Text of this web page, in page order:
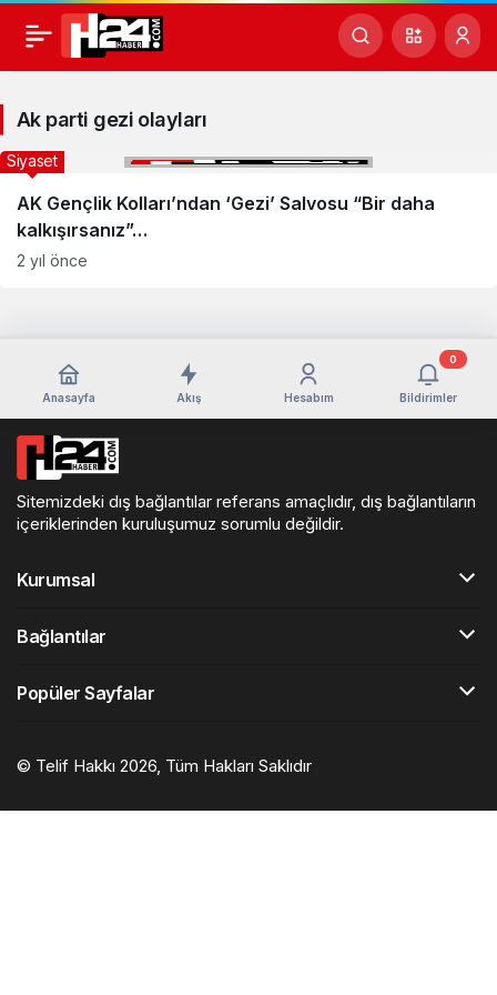
Ak
parti
gezi
olayları
Haberleri
Ak parti gezi olayları
AK Gençlik Kolları’ndan ‘Gezi’ Salvosu “Bir daha
kalkışırsanız”…
Siyaset
2 yıl önce
Anasayfa Akış Hesabım Bildirimler
0
Sitemizdeki dış bağlantılar referans amaçlıdır, dış bağlantıların
içeriklerinden kuruluşumuz sorumlu değildir.
Kurumsal
Bağlantılar
Popüler Sayfalar
© Telif Hakkı 2026, Tüm Hakları Saklıdır